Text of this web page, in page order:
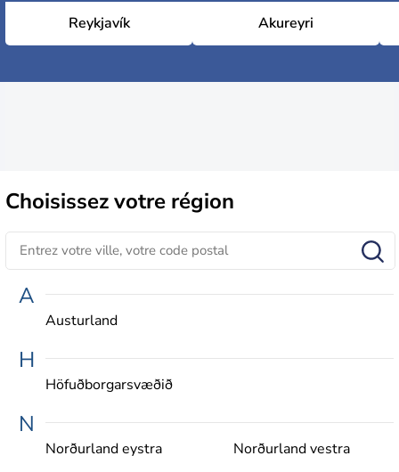
Reykjavík Akureyri
Choisissezvotre région
A
Austurland
H
Höfuðborgarsvæðið
N
Norðurland eystra Norðurland vestra